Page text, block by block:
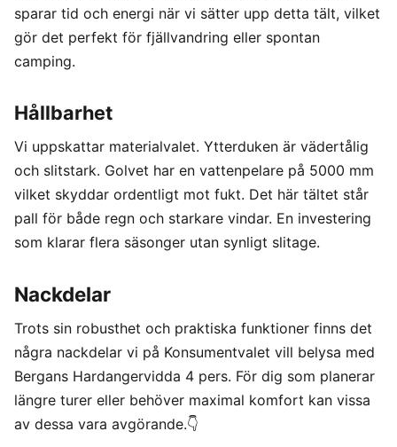
sparar tid och energi när vi sätter upp detta tält, vilket
gör det perfekt för fjällvandring eller spontan
camping.
Hållbarhet
Vi uppskattar materialvalet. Ytterduken är vädertålig
och slitstark. Golvet har en vattenpelare på 5000 mm
vilket skyddar ordentligt mot fukt. Det här tältet står
pall för både regn och starkare vindar. En investering
som klarar flera säsonger utan synligt slitage.
Nackdelar
Trots sin robusthet och praktiska funktioner finns det
några nackdelar vi på Konsumentvalet vill belysa med
Bergans Hardangervidda 4 pers. För dig som planerar
längre turer eller behöver maximal komfort kan vissa
av dessa vara avgörande.👇